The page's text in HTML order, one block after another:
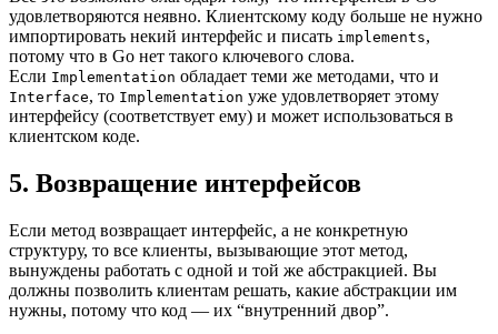
удовлетворяются неявно. Клиентскому коду больше не нужно
импортировать некий интерфейс и писать implements,
потому что в Go нет такого ключевого слова.
Если Implementation обладает теми же методами, что и
Interface, то Implementation уже удовлетворяет этому
интерфейсу (соответствует ему) и может использоваться в
клиентском коде.
5. Возвращение интерфейсов
Если метод возвращает интерфейс, а не конкретную
структуру, то все клиенты, вызывающие этот метод,
вынуждены работать с одной и той же абстракцией. Вы
должны позволить клиентам решать, какие абстракции им
нужны, потому что код — их “внутренний двор”.